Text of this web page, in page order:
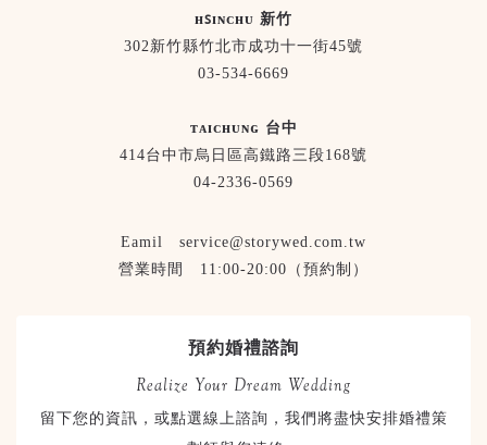
ʜꜱɪɴᴄʜᴜ 新竹
302新竹縣竹北市成功十一街45號
03-534-6669
ᴛᴀɪᴄʜᴜɴɢ 台中
414台中市烏日區高鐵路三段168號
04-2336-0569
Eamil service@storywed.com.tw
營業時間 11:00-20:00（預約制）
預約婚禮諮詢
Realize Your Dream Wedding
留下您的資訊，或點選線上諮詢，我們將盡快安排婚禮策